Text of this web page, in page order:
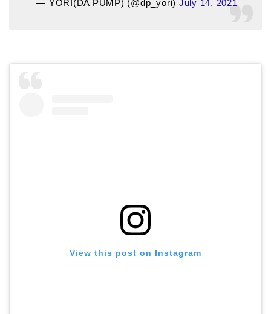
— YORI(DA PUMP) (@dp_yori) July 14, 2021
View this post on Instagram